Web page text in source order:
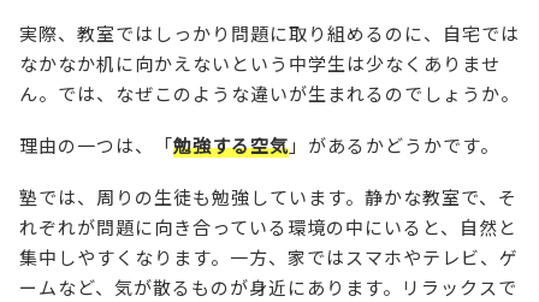
実際、教室ではしっかり問題に取り組めるのに、自宅では
なかなか机に向かえないという中学生は少なくありませ
ん。では、なぜこのような違いが生まれるのでしょうか。
理由の一つは、「勉強する空気」があるかどうかです。
塾では、周りの生徒も勉強しています。静かな教室で、そ
れぞれが問題に向き合っている環境の中にいると、自然と
集中しやすくなります。一方、家ではスマホやテレビ、ゲ
ームなど、気が散るものが身近にあります。リラックスで